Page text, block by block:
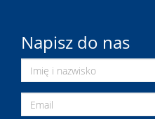
Napisz do nas